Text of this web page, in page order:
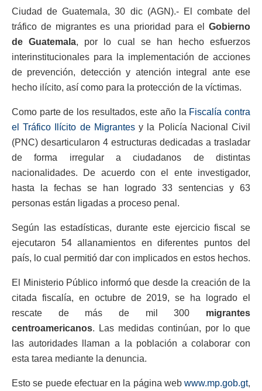
Ciudad de Guatemala, 30 dic (AGN).- El combate del
tráfico de migrantes es una prioridad para el Gobierno
de Guatemala, por lo cual se han hecho esfuerzos
interinstitucionales para la implementación de acciones
de prevención, detección y atención integral ante ese
hecho ilícito, así como para la protección de la víctimas.
Como parte de los resultados, este año la Fiscalía contra
el Tráfico Ilícito de Migrantesy la Policía Nacional Civil
(PNC) desarticularon 4 estructuras dedicadas a trasladar
de forma irregular a ciudadanos de distintas
nacionalidades. De acuerdo con el ente investigador,
hasta la fechas se han logrado 33 sentencias y 63
personas están ligadas a proceso penal.
Según las estadísticas, durante este ejercicio fiscal se
ejecutaron 54 allanamientos en diferentes puntos del
país, lo cual permitió dar con implicados en estos hechos.
El Ministerio Público informó que desde la creación de la
citada fiscalía, en octubre de 2019, se ha logrado el
rescate de más de mil 300 migrantes
centroamericanos. Las medidas continúan, por lo que
las autoridades llaman a la población a colaborar con
esta tarea mediante la denuncia.
Esto se puede efectuar en la página web www.mp.gob.gt,